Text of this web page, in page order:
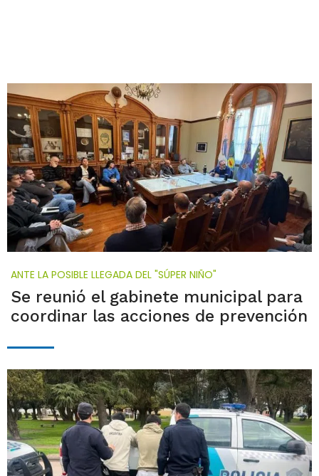
ANTE LA POSIBLE LLEGADA DEL "SÚPER NIÑO"
Se reunió el gabinete municipal para
coordinar las acciones de prevención